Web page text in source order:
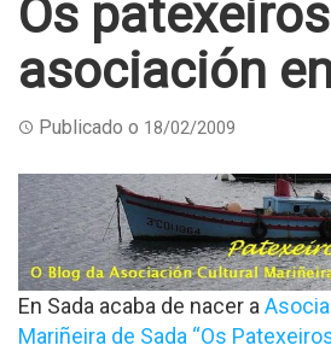
Os
asociación
Publicado o 18/02/2009
En Sada acaba de nacer a
Mariñeira de Sada “Os